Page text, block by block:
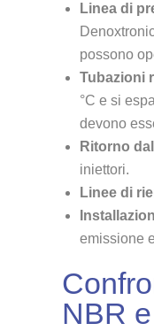
Linea di
possono
Tubazioni
°C e si
devono
Ritorno
iniettori.
Linee di
emissione
NBR